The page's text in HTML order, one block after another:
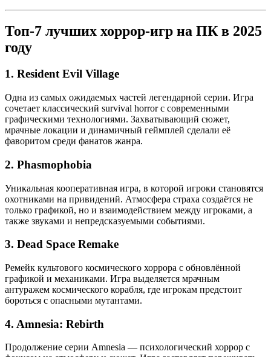
Топ-7 лучших хоррор-игр на ПК в 2025
году
1. Resident Evil Village
Одна из самых ожидаемых частей легендарной серии. Игра
сочетает классический survival horror с современными
графическими технологиями. Захватывающий сюжет,
мрачные локации и динамичный геймплей сделали её
фаворитом среди фанатов жанра.
2. Phasmophobia
Уникальная кооперативная игра, в которой игроки становятся
охотниками на привидений. Атмосфера страха создаётся не
только графикой, но и взаимодействием между игроками, а
также звуками и непредсказуемыми событиями.
3. Dead Space Remake
Ремейк культового космического хоррора с обновлённой
графикой и механиками. Игра выделяется мрачным
антуражем космического корабля, где игрокам предстоит
бороться с опасными мутантами.
4. Amnesia: Rebirth
Продолжение серии Amnesia — психологический хоррор с